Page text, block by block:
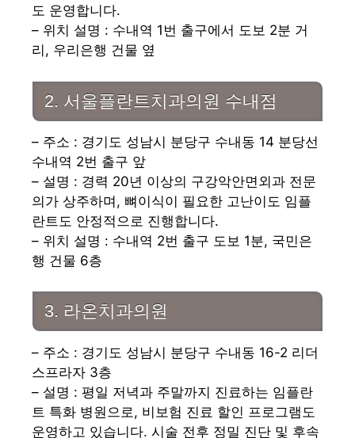
도 운영합니다.
– 위치 설명 : 수내역 1번 출구에서 도보 2분 거
리, 우리은행 건물 옆
2. 서울플란트치과의원 수내점
– 주소 : 경기도 성남시 분당구 수내동 14 분당선
수내역 2번 출구 앞
– 설명 : 경력 20년 이상의 구강악안면외과 전문
의가 상주하며, 뼈이식이 필요한 고난이도 임플
란트도 안정적으로 진행합니다.
– 위치 설명 : 수내역 2번 출구 도보 1분, 국민은
행 건물 6층
3. 라온치과의원
– 주소 : 경기도 성남시 분당구 수내동 16-2 리더
스프라자 3층
– 설명 : 평일 저녁과 주말까지 진료하는 임플란
트 특화 병원으로, 비보험 진료 할인 프로그램도
운영하고 있습니다. 시술 전후 정밀 진단 및 후속